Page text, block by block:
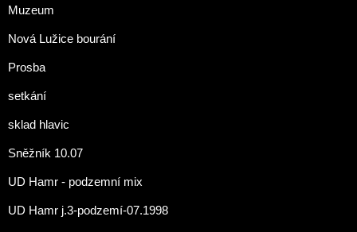
Muzeum
Nová Lužice bourání
Prosba
setkání
sklad hlavic
Sněžník 10.07
UD Hamr - podzemní mix
UD Hamr j.3-podzemí-07.1998